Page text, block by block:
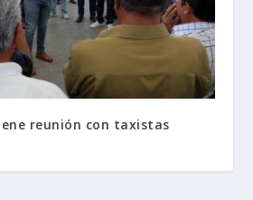
reunión con taxistas